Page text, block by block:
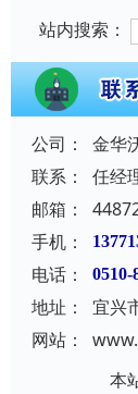
站内搜索：
公司：
金华
联系：
任经
邮箱：
手机：
电话： 0510-
地址：
宜兴
网站：
本